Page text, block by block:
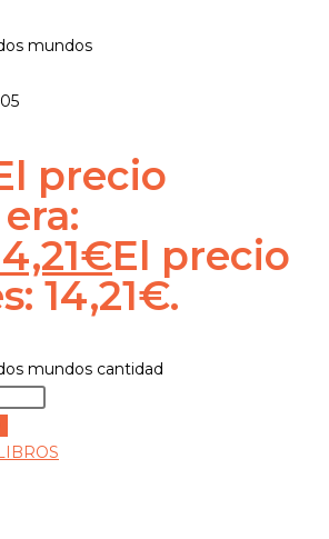
mundos
precio
€El precio
14,21€.
mundos cantidad